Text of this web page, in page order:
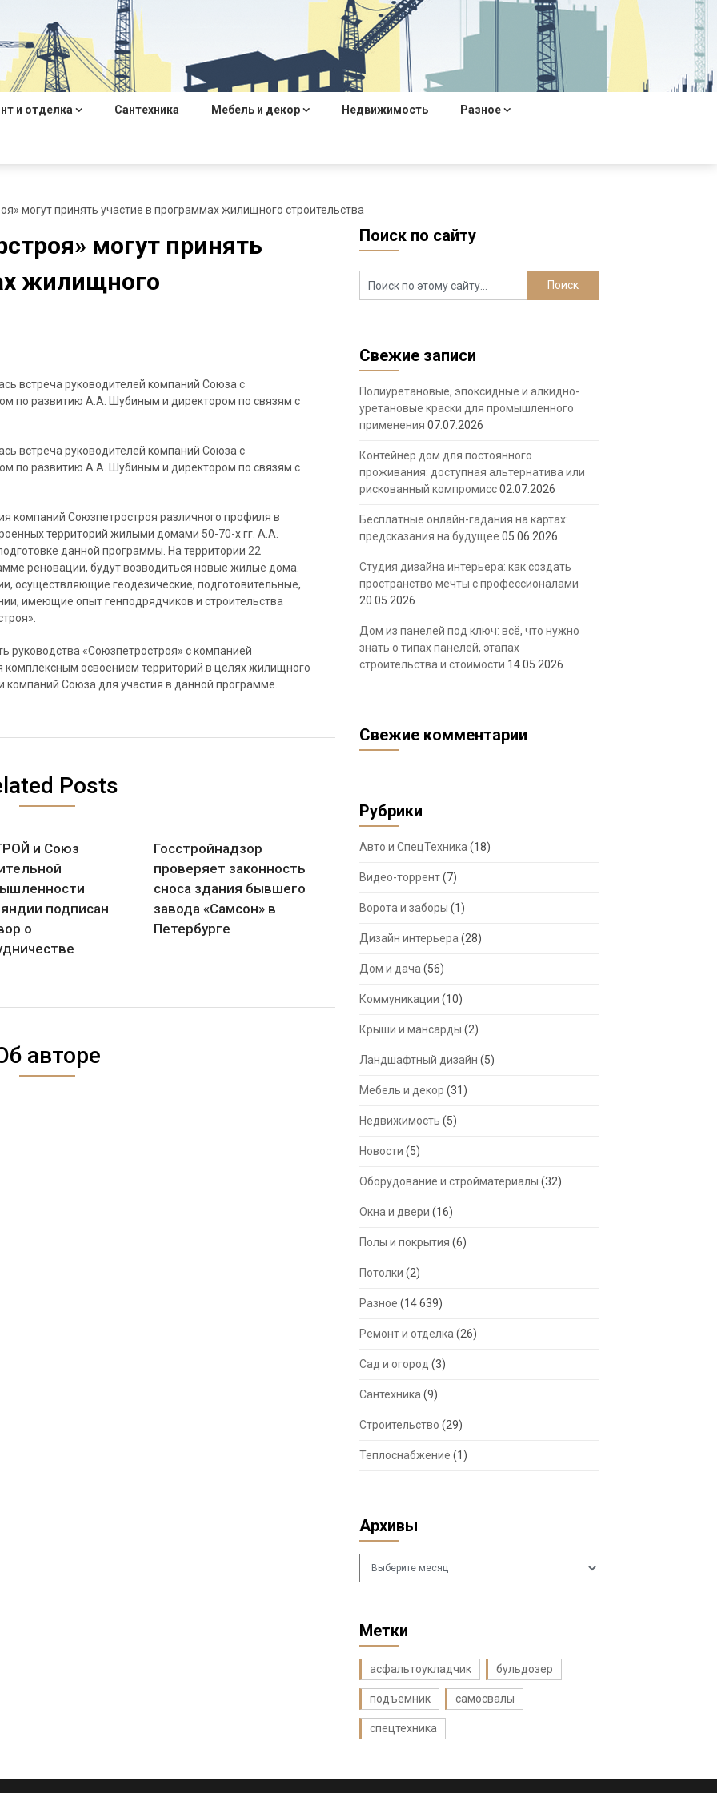
и отделка Сантехника Мебель и декор Недвижимость Разное
могут принять участие в программах жилищного строительства
могут принять
жилищного
встреча руководителей компаний Союза с
по развитию А.А. Шубиным и директором по связям с
встреча руководителей компаний Союза с
по развитию А.А. Шубиным и директором по связям с
компаний Союзпетростроя различного профиля в
территорий жилыми домами 50-70-х гг. А.А.
данной программы. На территории 22
реновации, будут возводиться новые жилые дома.
осуществляющие геодезические, подготовительные,
имеющие опыт генподрядчиков и строительства
руководства «Союзпетростроя» с компанией
комплексным освоением территорий в целях жилищного
Союза для участия в данной программе.
Posts
и Союз
подписан
о
Госстройнадзор
проверяет законность
сноса здания бывшего
завода «Самсон» в
Петербурге
авторе
Поиск по сайту
Свежие записи
Полиуретановые, эпоксидные и алкидно-
уретановые краски для промышленного
применения 07.07.2026
Контейнер дом для постоянного
проживания: доступная альтернатива или
рискованный компромисс02.07.2026
Бесплатные онлайн-гадания на картах:
предсказания на будущее 05.06.2026
Студия дизайна интерьера: как создать
пространство мечты с профессионалами
20.05.2026
Дом из панелей под ключ: всё, что нужно
знать о типах панелей, этапах
строительства и стоимости 14.05.2026
Свежие комментарии
Рубрики
Авто и СпецТехника (18)
Видео-торрент(7)
Ворота и заборы (1)
Дизайн интерьера (28)
Дом и дача (56)
Коммуникации (10)
Крыши и мансарды (2)
Ландшафтный дизайн (5)
Мебель и декор (31)
Недвижимость (5)
Новости (5)
Оборудование и стройматериалы (32)
Окна и двери (16)
Полы и покрытия (6)
Потолки (2)
Разное (14 639)
Ремонт и отделка (26)
Сад и огород (3)
Сантехника (9)
Строительство (29)
Теплоснабжение (1)
Архивы
Архивы
Метки
асфальтоукладчик бульдозер
подъемник самосвалы
спецтехника